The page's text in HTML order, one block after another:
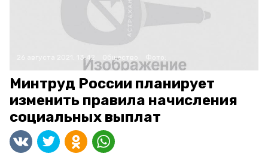
26 августа 2021, 13:42 Общество
Минтруд России планирует
изменить правила начисления
социальных выплат